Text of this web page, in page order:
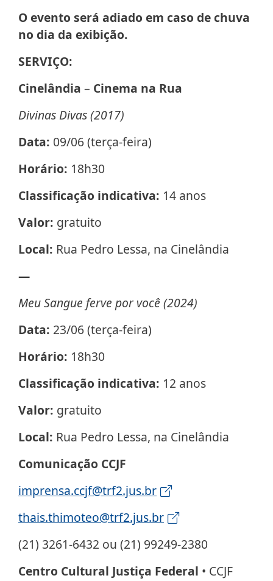
O evento será adiado em caso de chuva
no dia da exibição.
SERVIÇO:
Cinelândia – Cinema na Rua
Divinas Divas (2017)
Data: 09/06 (terça-feira)
Horário: 18h30
Classificação indicativa: 14 anos
Valor: gratuito
Local: Rua Pedro Lessa, na Cinelândia
—
Meu Sangue ferve por você (2024)
Data: 23/06 (terça-feira)
Horário: 18h30
Classificação indicativa: 12 anos
Valor: gratuito
Local: Rua Pedro Lessa, na Cinelândia
Comunicação CCJF
imprensa.ccjf@trf2.jus.br
thais.thimoteo@trf2.jus.br
(21) 3261-6432 ou (21) 99249-2380
Centro Cultural Justiça Federal • CCJF